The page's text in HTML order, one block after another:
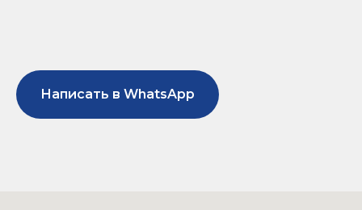
Написать в WhatsApp